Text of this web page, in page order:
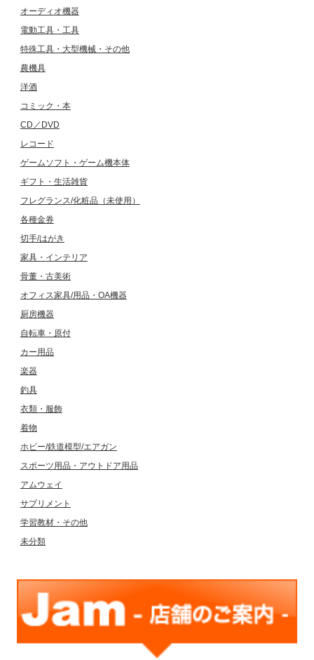
オーディオ機器
電動工具・工具
特殊工具・大型機械・その他
農機具
洋酒
コミック・本
CD／DVD
レコード
ゲームソフト・ゲーム機本体
ギフト・生活雑貨
フレグランス/化粧品（未使用）
各種金券
切手/はがき
家具・インテリア
骨董・古美術
オフィス家具/用品・OA機器
厨房機器
自転車・原付
カー用品
楽器
釣具
衣類・服飾
着物
ホビー/鉄道模型/エアガン
スポーツ用品・アウトドア用品
アムウェイ
サプリメント
学習教材・その他
未分類